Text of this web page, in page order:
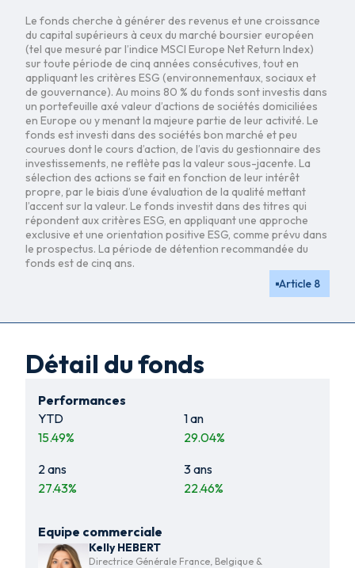
Le fonds cherche à générer des revenus et une croissance
du capital supérieurs à ceux du marché boursier européen
(tel que mesuré par l’indice MSCI Europe Net Return Index)
sur toute période de cinq années consécutives, tout en
appliquant les critères ESG (environnementaux, sociaux et
de gouvernance). Au moins 80 % du fonds sont investis dans
un portefeuille axé valeur d’actions de sociétés domiciliées
en Europe ou y menant la majeure partie de leur activité. Le
fonds est investi dans des sociétés bon marché et peu
courues dont le cours d’action, de l’avis du gestionnaire des
investissements, ne reflète pas la valeur sous-jacente. La
sélection des actions se fait en fonction de leur intérêt
propre, par le biais d’une évaluation de la qualité mettant
l’accent sur la valeur. Le fonds investit dans des titres qui
répondent aux critères ESG, en appliquant une approche
exclusive et une orientation positive ESG, comme prévu dans
le prospectus. La période de détention recommandée du
fonds est de cinq ans.
Article 8
Détail du fonds
Performances
YTD
15.49%
1 an
29.04%
2 ans
27.43%
3 ans
22.46%
Equipe commerciale
Kelly HEBERT
Directrice Générale France, Belgique &